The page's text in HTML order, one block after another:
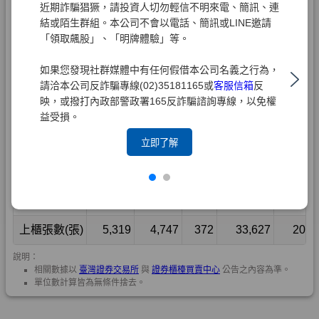
近期詐騙猖獗，請投資人切勿輕信不明來電、簡訊、連
結或陌生群組。本公司不會以電話、簡訊或LINE邀請
「領取飆股」、「明牌體驗」等。
如果您發現社群媒體中有任何假借本公司名義之行為，
請洽本公司反詐騙專線(02)35181165或客服信箱反
映，或撥打內政部警政署165反詐騙諮詢專線，以免權
益受損。
立即了解